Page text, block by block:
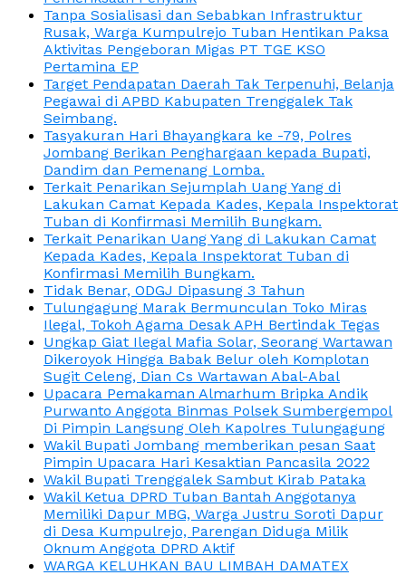
Tanpa Sosialisasi dan Sebabkan Infrastruktur
Rusak, Warga Kumpulrejo Tuban Hentikan Paksa
Aktivitas Pengeboran Migas PT TGE KSO
Pertamina EP
Target Pendapatan Daerah Tak Terpenuhi, Belanja
Pegawai di APBD Kabupaten Trenggalek Tak
Seimbang.
Tasyakuran Hari Bhayangkara ke -79, Polres
Jombang Berikan Penghargaan kepada Bupati,
Dandim dan Pemenang Lomba.
Terkait Penarikan Sejumplah Uang Yang di
Lakukan Camat Kepada Kades, Kepala Inspektorat
Tuban di Konfirmasi Memilih Bungkam.
Terkait Penarikan Uang Yang di Lakukan Camat
Kepada Kades, Kepala Inspektorat Tuban di
Konfirmasi Memilih Bungkam.
Tidak Benar, ODGJ Dipasung 3 Tahun
Tulungagung Marak Bermunculan Toko Miras
Ilegal, Tokoh Agama Desak APH Bertindak Tegas
Ungkap Giat Ilegal Mafia Solar, Seorang Wartawan
Dikeroyok Hingga Babak Belur oleh Komplotan
Sugit Celeng, Dian Cs Wartawan Abal-Abal
Upacara Pemakaman Almarhum Bripka Andik
Purwanto Anggota Binmas Polsek Sumbergempol
Di Pimpin Langsung Oleh Kapolres Tulungagung
Wakil Bupati Jombang memberikan pesan Saat
Pimpin Upacara Hari Kesaktian Pancasila 2022
Wakil Bupati Trenggalek Sambut Kirab Pataka
Wakil Ketua DPRD Tuban Bantah Anggotanya
Memiliki Dapur MBG, Warga Justru Soroti Dapur
di Desa Kumpulrejo, Parengan Diduga Milik
Oknum Anggota DPRD Aktif
WARGA KELUHKAN BAU LIMBAH DAMATEX